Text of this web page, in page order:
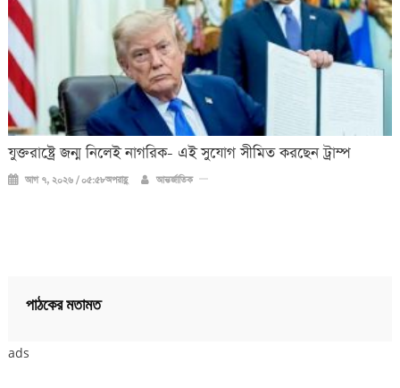
যুক্তরাষ্ট্রে জন্ম নিলেই নাগরিক- এই সুযোগ সীমিত করছেন ট্রাম্প
আগ ৭, ২০২৬ / ০৫:৫৮অপরাহ্ণ আন্তর্জাতিক
পাঠকের মতামত
ads